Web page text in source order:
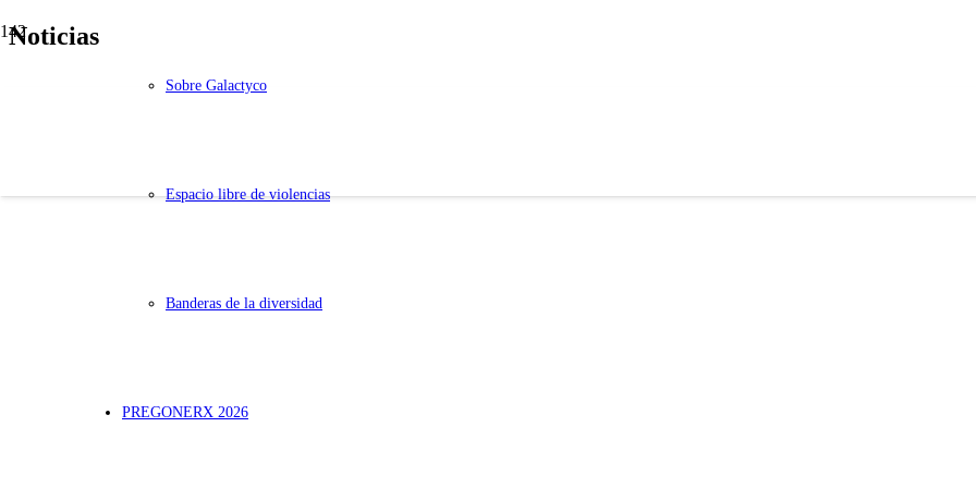
Sobre Galactyco
Espacio libre de violencias
Banderas de la diversidad
PREGONERX 2026
Noticias